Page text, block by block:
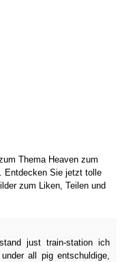
Thema Heaven zum
Entdecken Sie jetzt tolle
zum Liken, Teilen und
just train-station ich
all pig entschuldige,